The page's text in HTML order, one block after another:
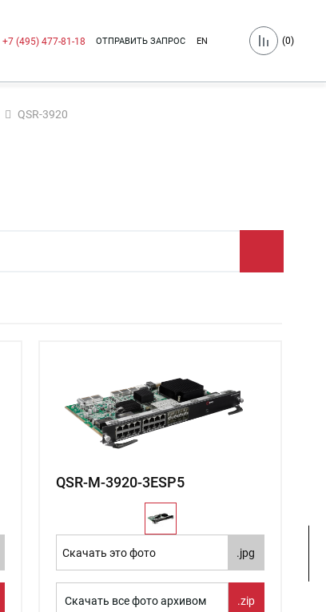
+7 (495) 477-81-18 ОТПРАВИТЬ ЗАПРОС EN (0)
QSR-3920
QSR-M-3920-3ESP5
Скачать это фото .jpg
Скачать все фото архивом .zip